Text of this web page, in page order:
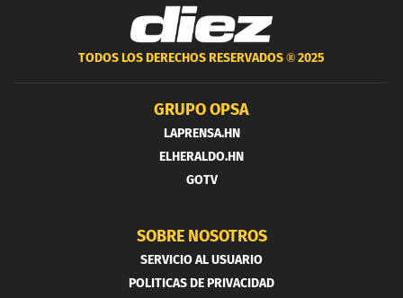
TODOS LOS DERECHOS RESERVADOS ®2025
GRUPO OPSA
LAPRENSA.HN
ELHERALDO.HN
GOTV
SOBRE NOSOTROS
SERVICIO AL USUARIO
POLITICAS DE PRIVACIDAD